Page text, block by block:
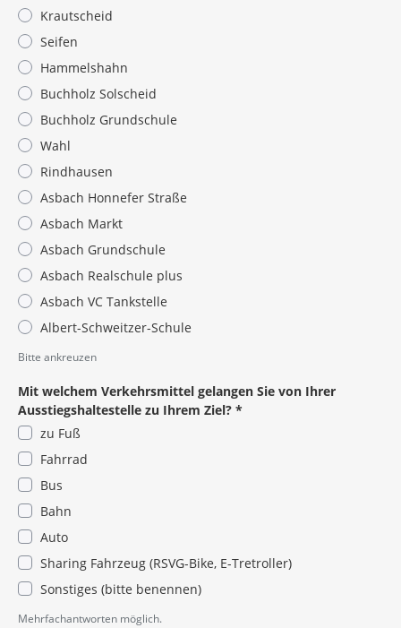
Krautscheid
Seifen
Hammelshahn
Buchholz Solscheid
Buchholz Grundschule
Wahl
Rindhausen
Asbach Honnefer Straße
Asbach Markt
Asbach Grundschule
Asbach Realschule plus
Asbach VC Tankstelle
Albert-Schweitzer-Schule
Pflichtangabe
Bitte ankreuzen
Mit welchem Verkehrsmittel gelangen Sie von Ihrer
Ausstiegshaltestelle zu Ihrem Ziel? *
zu Fuß
Fahrrad
Bus
Bahn
Auto
Sharing Fahrzeug (RSVG-Bike, E-Tretroller)
Sonstiges (bitte benennen)
Pflichtangabe
Mehrfachantworten möglich.